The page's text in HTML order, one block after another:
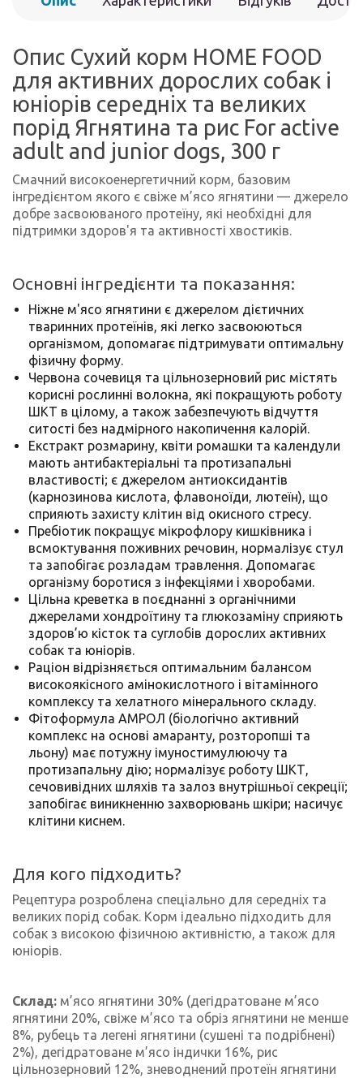
Опис Сухий корм HOME FOOD
для активних дорослих собак і
юніорів середніх та великих
порід Ягнятина та рис For active
adult and junior dogs, 300 г
Смачний високоенергетичний корм, базовим
інгредієнтом якого є свіже м’ясо ягнятини — джерело
добре засвоюваного протеїну, які необхідні для
підтримки здоров'я та активності хвостиків.
Основні інгредієнти та показання:
Ніжне м'ясо ягнятини є джерелом дієтичних
тваринних протеїнів, які легко засвоюються
організмом, допомагає підтримувати оптимальну
фізичну форму.
Червона сочевиця та цільнозерновий рис містять
корисні рослинні волокна, які покращують роботу
ШКТ в цілому, а також забезпечують відчуття
ситості без надмірного накопичення калорій.
Екстракт розмарину, квіти ромашки та календули
мають антибактеріальні та протизапальні
властивості; є джерелом антиоксидантів
(карнозинова кислота, флавоноїди, лютеїн), що
сприяють захисту клітин від окисного стресу.
Пребіотик покращує мікрофлору кишківника і
всмоктування поживних речовин, нормалізує стул
та запобігає розладам травлення. Допомагає
організму боротися з інфекціями і хворобами.
Цільна креветка в поєднанні з органічними
джерелами хондроїтину та глюкозаміну сприяють
здоров’ю кісток та суглобів дорослих активних
собак та юніорів.
Раціон відрізняється оптимальним балансом
високоякісного амінокислотного і вітамінного
комплексу та хелатного мінерального складу.
Фітоформула АМРОЛ (біологічно активний
комплекс на основі амаранту, розторопші та
льону) має потужну імуностимулюючу та
протизапальну дію; нормалізує роботу ШКТ,
сечовивідних шляхів та залоз внутрішньої секреції;
запобігає виникненню захворювань шкіри; насичує
клітини киснем.
Для кого підходить?
Рецептура розроблена спеціально для середніх та
великих порід собак. Корм ідеально підходить для
собак з високою фізичною активністю, а також для
юніорів.
Склад: м’ясо ягнятини 30% (дегідратоване м’ясо
ягнятини 20%, свіже м’ясо та обріз ягнятини не менше
8%, рубець та легені ягнятини (сушені та подрібнені)
2%), дегідратоване м’ясо індички 16%, рис
цільнозерновий 12%, зневоднений протеїн ягнятини